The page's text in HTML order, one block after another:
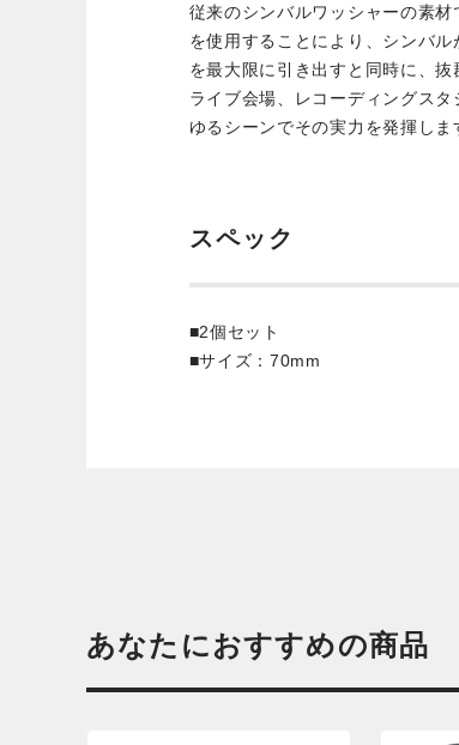
従来のシンバルワッシャーの素
を使用することにより、シンバ
を最大限に引き出すと同時に、抜
ライブ会場、レコーディングス
ゆるシーンでその実力を発揮しま
スペック
■2個セット
■サイズ：70mm
あなたにおすすめの商品